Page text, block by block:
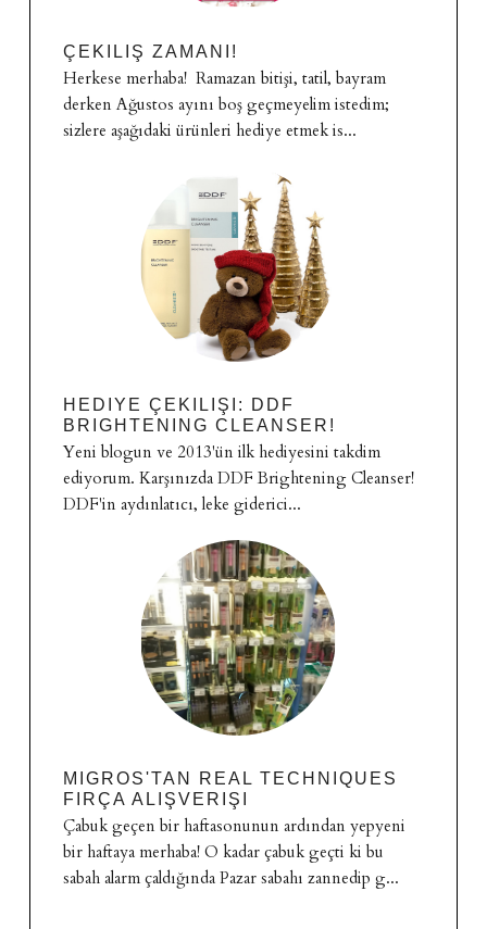
ÇEKILIŞ ZAMANI!
Herkese merhaba! Ramazan bitişi, tatil, bayram
derken Ağustos ayını boş geçmeyelim istedim;
sizlere aşağıdaki ürünleri hediye etmek is...
HEDIYE ÇEKILIŞI: DDF
BRIGHTENING CLEANSER!
Yeni blogun ve 2013'ün ilk hediyesini takdim
ediyorum. Karşınızda DDF Brightening Cleanser!
DDF'in aydınlatıcı, leke giderici...
MIGROS'TAN REAL TECHNIQUES
FIRÇA ALIŞVERIŞI
Çabuk geçen bir haftasonunun ardından yepyeni
bir haftaya merhaba! O kadar çabuk geçti ki bu
sabah alarm çaldığında Pazar sabahı zannedip g...